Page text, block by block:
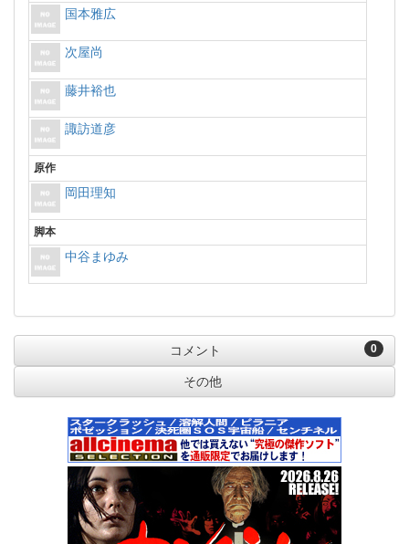
国本雅広
次屋尚
藤井裕也
諏訪道彦
原作
岡田理知
脚本
中谷まゆみ
0
コメント
その他